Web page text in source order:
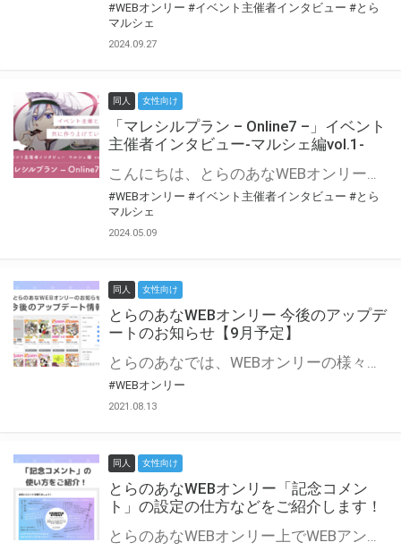
#WEBオンリー #イベント主催者インタビュー #とら
マルシェ
2024.09.27
同人 女性向け
「マレシルプラン – Online7 –」イベント
主催者インタビュー-マルシェ編vol.1-
こんにちは、とらのあなWEBオンリー運営スタッフです。 新たにお届けする、イベント主催者インタビュー-マルシェ編-は、 とらのあなWEBオンリー「マルシェ」をご利用した主催様に 「マルシェ」を使って開催した感想や心がけをお聞きする企画です。 今回は、WEBオンリー開催7回目迎えた「マレシルプラン – Online7 –」より、 主催の玉川うた様にお話を伺いました。 ▼マレシルプランのインタビュー前回記事 「イベント主催者インタビュー vol.6」はこちら 協力：玉川うた様（マレシルプラン実行委員会 代表）／イベント公式Twitter（@mallesil_plan） とらのあなWEBオンリー「マルシェ」とは？ WEBオンリーでリアルタイムでコミュニケーションがとれるオンライン会場です。
#WEBオンリー #イベント主催者インタビュー #とら
マルシェ
2024.05.09
同人 女性向け
とらのあなWEBオンリー 今後のアップデ
ートのお知らせ【9月予定】
とらのあなでは、WEBオンリーの様々な支援を実施しています。 今回は2021年9月に実装を予定しているアップデート情報についてご紹介いたします。 とらのあなWEBオンリーサイトはこちら
#WEBオンリー
2021.08.13
同人 女性向け
とらのあなWEBオンリー「記念コメン
ト」の設定の仕方などをご紹介します！
とらのあなWEBオンリー上でWEBアンソロジーが作成できる「記念コメント」について、その使い方や作成手順を解説します！ 支援タイプを「サークル参加型」「サークル参加型・マルシェ(イベント会場)機能付き」でお申し込みいただいている主催者様はぜひご活用ください♪ とらのあなWEBオンリーサイトはこちら